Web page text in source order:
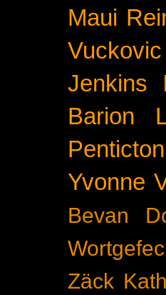
Maui
Vuckovic
Jenkins
Barion
Penticton
Yvonne
Bevan
Zäck